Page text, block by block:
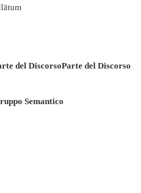
del DiscorsoParte del Discorso
Semantico